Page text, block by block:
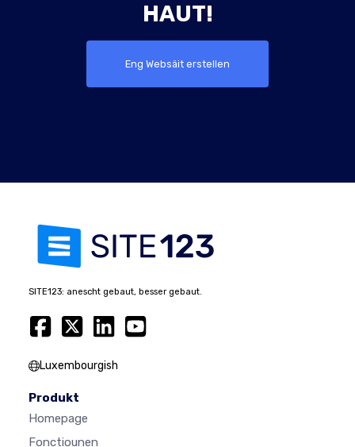
HAUT!
Eng Websäit erstellen
SITE123: anescht gebaut, besser gebaut.
Luxembourgish
Produkt
Homepage
Fonctiounen